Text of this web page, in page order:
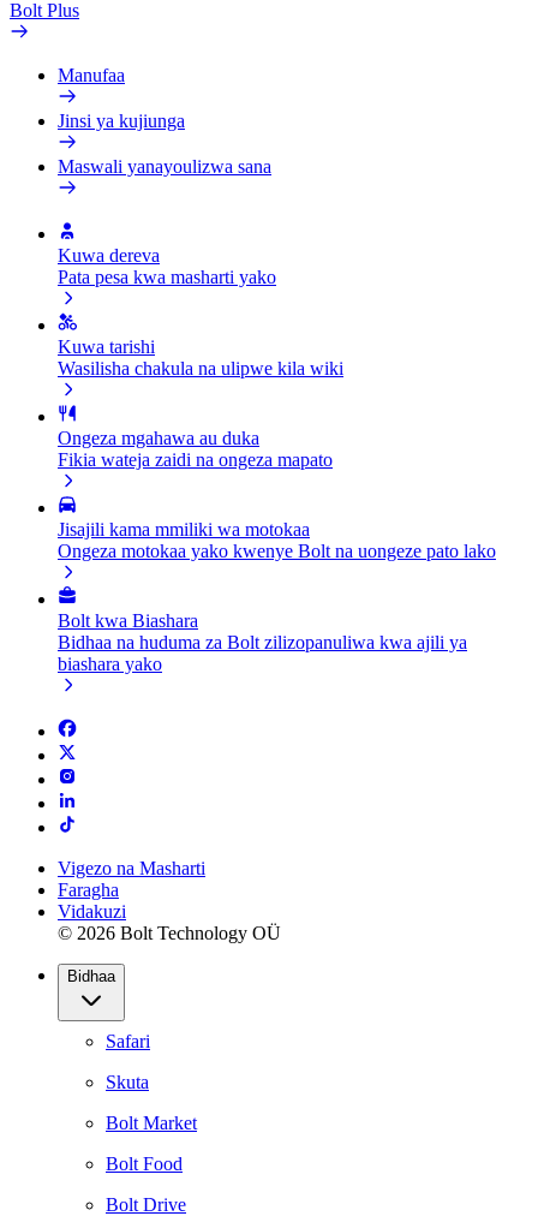
Bolt Plus
Manufaa
Jinsi ya kujiunga
Maswali yanayoulizwa sana
Kuwa dereva
Pata pesa kwa masharti yako
Kuwa tarishi
Wasilisha chakula na ulipwe kila wiki
Ongeza mgahawa au duka
Fikia wateja zaidi na ongeza mapato
Jisajili kama mmiliki wa motokaa
Ongeza motokaa yako kwenye Bolt na uongeze pato lako
Bolt kwa Biashara
Bidhaa na huduma za Bolt zilizopanuliwa kwa ajili ya
biashara yako
Vigezo na Masharti
Faragha
Vidakuzi
© 2026 Bolt Technology OÜ
Bidhaa
Safari
Skuta
Bolt Market
Bolt Food
Bolt Drive